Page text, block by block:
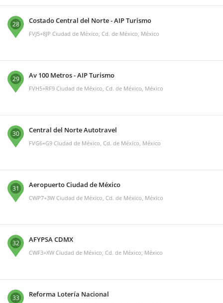
28 Costado Central del Norte - AIP Turismo
FVJ5+8JP Ciudad de México, Cd. de México, México
29 Av 100 Metros - AIP Turismo
FVH5+RF9 Ciudad de México, Cd. de México, México
30 Central del Norte Autotravel
FVG6+G9 Ciudad de México, Cd. de México, México
31 Aeropuerto Ciudad de México
CWP7+3W Ciudad de México, Cd. de México, México
32 AFYPSA CDMX
CWF3+XW Ciudad de México, Cd. de México, México
33 Reforma Lotería Nacional